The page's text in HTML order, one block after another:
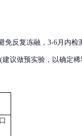
反复冻融，3-6月内检
(建议做预实验，以确定稀